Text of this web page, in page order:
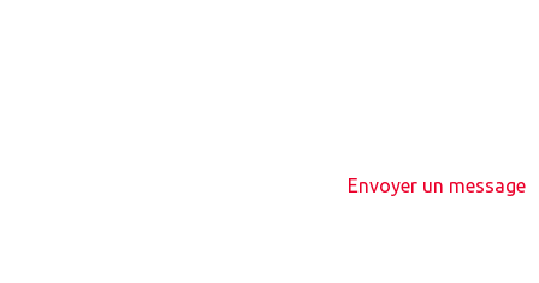
Envoyer un message